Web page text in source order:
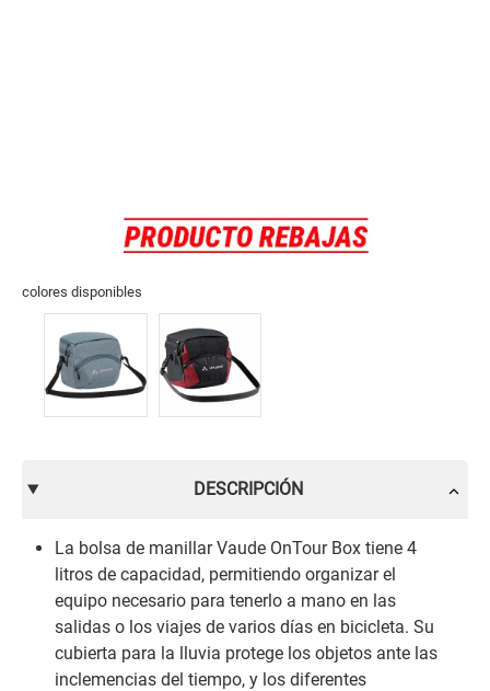
colores disponibles
DESCRIPCIÓN
La bolsa de manillar Vaude OnTour Box tiene 4
litros de capacidad, permitiendo organizar el
equipo necesario para tenerlo a mano en las
salidas o los viajes de varios días en bicicleta. Su
cubierta para la lluvia protege los objetos ante las
inclemencias del tiempo, y los diferentes